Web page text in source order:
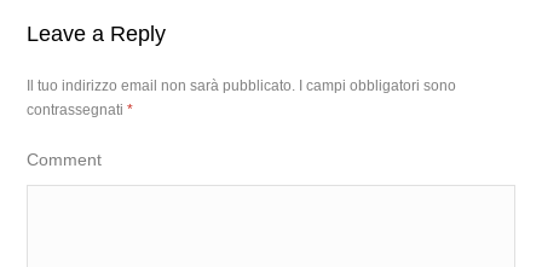
Leave a Reply
Il tuo indirizzo email non sarà pubblicato.
I campi obbligatori sono
contrassegnati*
Comment